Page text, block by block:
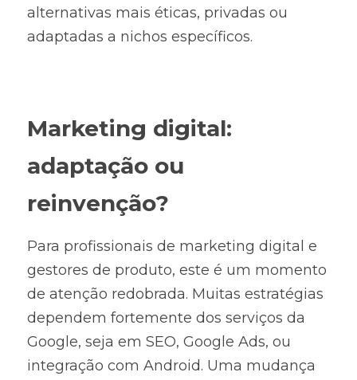
alternativas mais éticas, privadas ou
adaptadas a nichos específicos.
Marketing digital:
adaptação ou
reinvenção?
Para profissionais de marketing digital e
gestores de produto, este é um momento
de atenção redobrada. Muitas estratégias
dependem fortemente dos serviços da
Google, seja em SEO, Google Ads, ou
integração com Android. Uma mudança